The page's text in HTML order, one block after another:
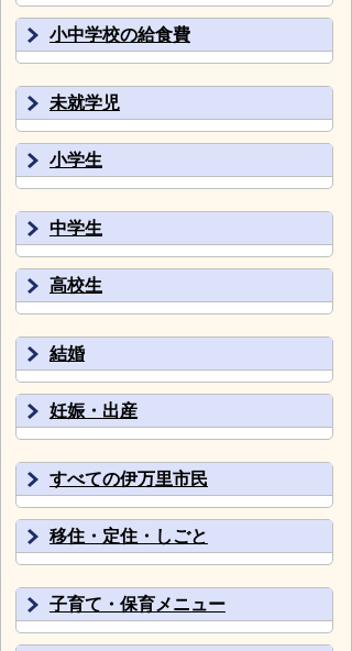
小中学校の給食費
未就学児
小学生
中学生
高校生
結婚
妊娠・出産
すべての伊万里市民
移住・定住・しごと
子育て・保育メニュー